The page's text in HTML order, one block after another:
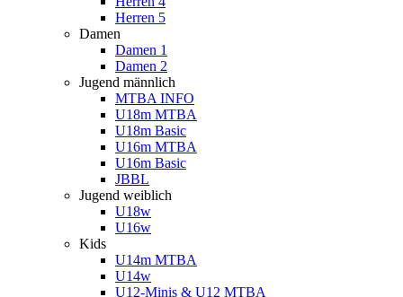
Herren 5
Damen
Damen 1
Damen 2
Jugend männlich
MTBA INFO
U18m MTBA
U18m Basic
U16m MTBA
U16m Basic
JBBL
Jugend weiblich
U18w
U16w
Kids
U14m MTBA
U14w
U12-Minis & U12 MTBA